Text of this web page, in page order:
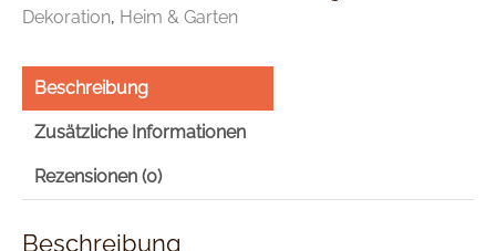
Dekoration, Heim & Garten
Beschreibung
Zusätzliche Informationen
Rezensionen (0)
Beschreibung